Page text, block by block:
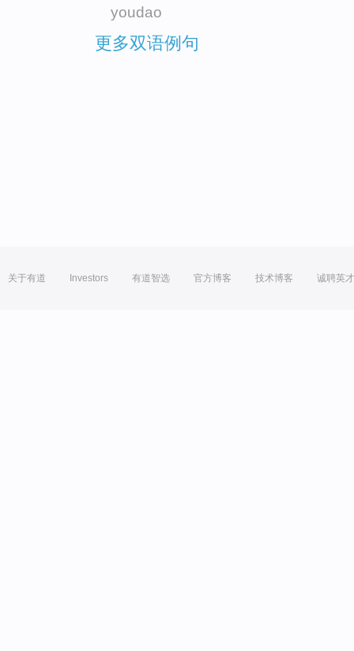
youdao
更多双语例句
关于有道 Investors 有道智选 官方博客 技术博客 诚聘英才